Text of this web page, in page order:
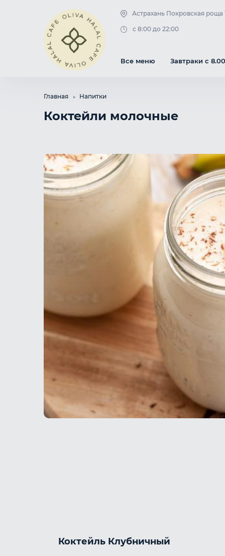
Астрахань Покровская роща
c 8:00 до 22:00
Все меню Завтраки с
Роллы
Роллы Холодные
Напитки
Смузи
Главная Напитки
Коктейли молочные
Коктейль Клубничный